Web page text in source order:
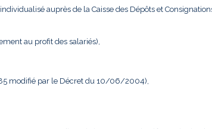
auprès de la Caisse des Dépôts et
au profit des salariés),
modifié par le Décret du 10/06/2004),